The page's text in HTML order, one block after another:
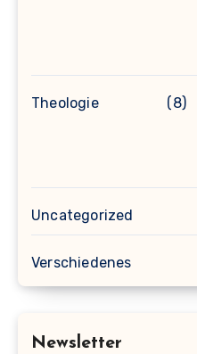
Theologie (8)
Uncategorized
Verschiedenes
Newsletter